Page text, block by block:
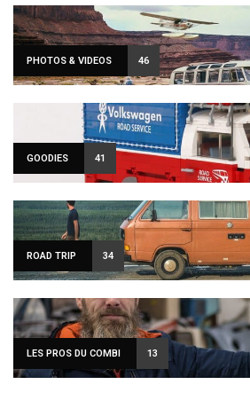
PHOTOS & VIDEOS 46
GOODIES 41
ROAD TRIP 34
LES PROS DU COMBI 13